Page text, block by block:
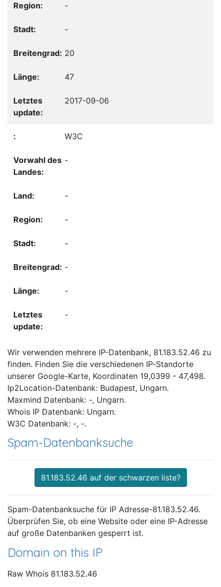
-
-
20
47
2017-09-06
W3C
-
-
-
-
-
-
-
Wir verwenden mehrere IP-Datenbank, 81.183.52.46 zu
finden. Finden Sie die verschiedenen IP-Standorte
unserer Google-Karte, Koordinaten 19,0399 - 47,498.
Ip2Location-Datenbank: Budapest, Ungarn.
Maxmind Datenbank: -, Ungarn.
Whois IP Datenbank: Ungarn.
W3C Datenbank: -, -.
Spam-Datenbanksuche
81.183.52.46 auf der schwarzen liste?
Spam-Datenbanksuche für IP Adresse-81.183.52.46.
Überprüfen Sie, ob eine Website oder eine IP-Adresse
auf große Datenbanken gesperrt ist.
Domain on this IP
Raw Whois 81.183.52.46